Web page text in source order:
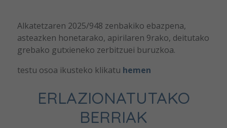
Alkatetzaren 2025/948 zenbakiko ebazpena,
asteazken honetarako, apirilaren 9rako, deitutako
grebako gutxieneko zerbitzuei buruzkoa.
testu osoa ikusteko klikatu hemen
ERLAZIONATUTAKO
BERRIAK